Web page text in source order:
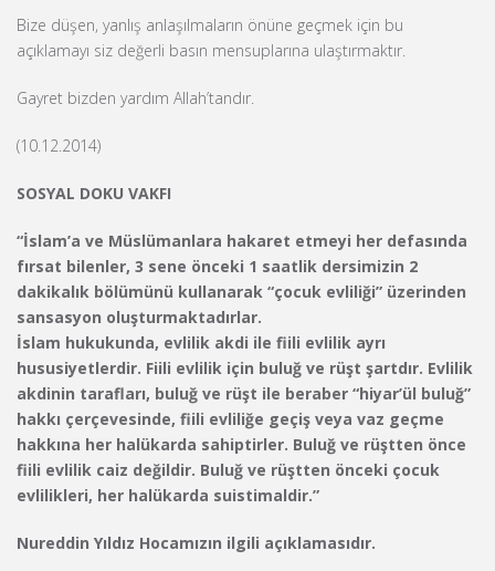
Bize düşen, yanlış anlaşılmaların önüne geçmek için bu
açıklamayı siz değerli basın mensuplarına ulaştırmaktır.
Gayret bizden yardım Allah’tandır.
(10.12.2014)
SOSYAL DOKU VAKFI
“İslam’a ve Müslümanlara hakaret etmeyi her defasında
fırsat bilenler, 3 sene önceki 1 saatlik dersimizin 2
dakikalık bölümünü kullanarak “çocuk evliliği” üzerinden
sansasyon oluşturmaktadırlar.
İslam hukukunda, evlilik akdi ile fiili evlilik ayrı
hususiyetlerdir. Fiili evlilik için buluğ ve rüşt şartdır. Evlilik
akdinin tarafları, buluğ ve rüşt ile beraber “hiyar’ül buluğ”
hakkı çerçevesinde, fiili evliliğe geçiş veya vaz geçme
hakkına her halükarda sahiptirler. Buluğ ve rüştten önce
fiili evlilik caiz değildir. Buluğ ve rüştten önceki çocuk
evlilikleri, her halükarda suistimaldir.”
Nureddin Yıldız Hocamızın ilgili açıklamasıdır.